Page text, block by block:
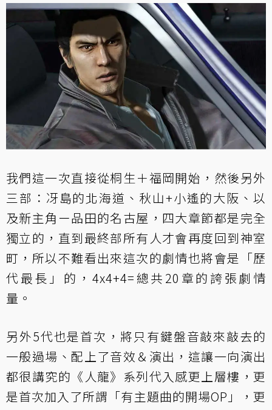
我們這一次直接從桐生＋福岡開始，然後另外
三部：冴島的北海道、秋山+小遙的大阪、以
及新主角ー品田的名古屋，四大章節都是完全
獨立的，直到最終部所有人才會再度回到神室
町，所以不難看出來這次的劇情也將會是「歷
代最長」的，4x4+4=總共20章的誇張劇情
量。
另外5代也是首次，將只有鍵盤音敲來敲去的
一般過場、配上了音效＆演出，這讓一向演出
都很講究的《人龍》系列代入感更上層樓，更
是首次加入了所謂「有主題曲的開場OP」，更